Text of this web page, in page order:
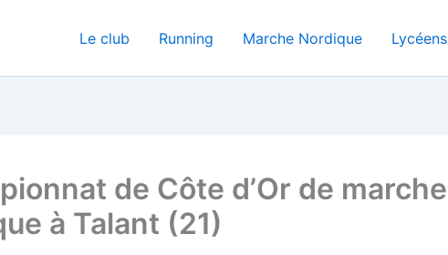
Le club Running Marche Nordique Lycéens
de Côte d’Or de marche
à Talant (21)